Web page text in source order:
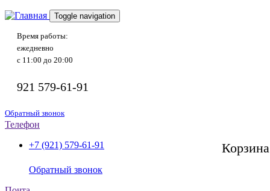
Toggle navigation
Время работы:
ежедневно
с 11:00 до 20:00
921 579-61-91
Обратный звонок
Корзина
Телефон
+7 (921) 579-61-91
Обратный звонок